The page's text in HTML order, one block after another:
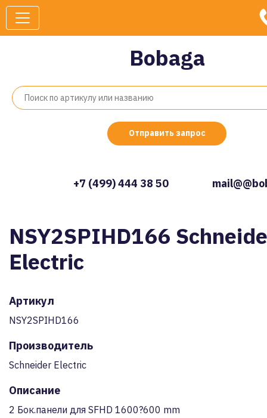
Bobaga
Отправить запрос
+7 (499) 444 38 50
NSY2SPIHD166
Electric
Артикул
NSY2SPIHD166
Производитель
Schneider Electric
Описание
2 Бок.панели для SFHD 1600?600 mm